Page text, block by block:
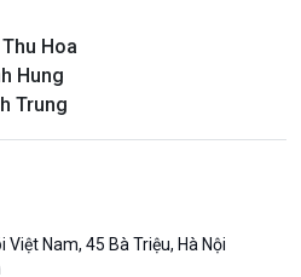
Hoa
Hung
Trung
Nam, 45 Bà Triệu, Hà Nội